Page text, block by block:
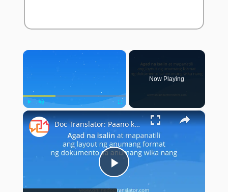
×
Play Unmute Fullscreen
Now Playing
×
Play
Doc Translator: Paano ko magagamit ang tagasalin ng dokumento?